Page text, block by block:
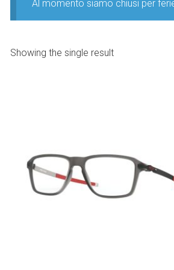
Al momento siamo chiusi per
Showing the single result